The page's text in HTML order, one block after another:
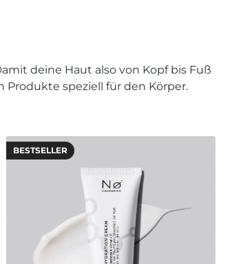
deine Haut also von Kopf bis Fuß
speziell für den Körper.
BESTSELLER